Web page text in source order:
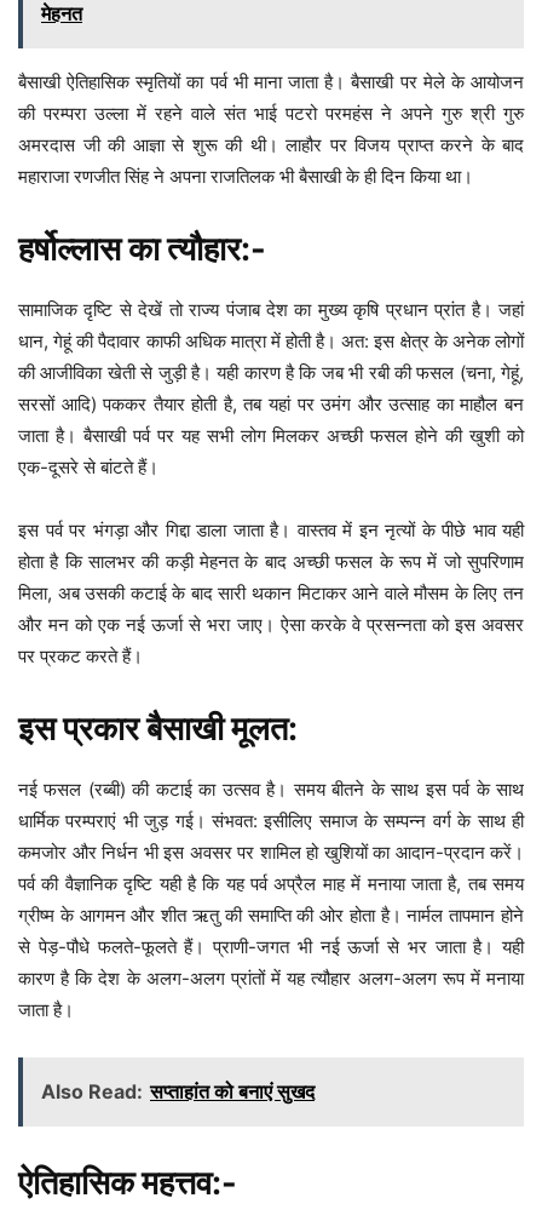
मेहनत
बैसाखी ऐतिहासिक स्मृतियों का पर्व भी माना जाता है। बैसाखी पर मेले के आयोजन
की परम्परा उल्ला में रहने वाले संत भाई पटरो परमहंस ने अपने गुरु श्री गुरु
अमरदास जी की आज्ञा से शुरू की थी। लाहौर पर विजय प्राप्त करने के बाद
महाराजा रणजीत सिंह ने अपना राजतिलक भी बैसाखी के ही दिन किया था।
हर्षोल्लास का त्यौहार:-
सामाजिक दृष्टि से देखें तो राज्य पंजाब देश का मुख्य कृषि प्रधान प्रांत है। जहां
धान, गेहूं की पैदावार काफी अधिक मात्रा में होती है। अत: इस क्षेत्र के अनेक लोगों
की आजीविका खेती से जुड़ी है। यही कारण है कि जब भी रबी की फसल (चना, गेहूं,
सरसों आदि) पककर तैयार होती है, तब यहां पर उमंग और उत्साह का माहौल बन
जाता है। बैसाखी पर्व पर यह सभी लोग मिलकर अच्छी फसल होने की खुशी को
एक-दूसरे से बांटते हैं।
इस पर्व पर भंगड़ा और गिद्दा डाला जाता है। वास्तव में इन नृत्यों के पीछे भाव यही
होता है कि सालभर की कड़ी मेहनत के बाद अच्छी फसल के रूप में जो सुपरिणाम
मिला, अब उसकी कटाई के बाद सारी थकान मिटाकर आने वाले मौसम के लिए तन
और मन को एक नई ऊर्जा से भरा जाए। ऐसा करके वे प्रसन्नता को इस अवसर
पर प्रकट करते हैं।
इस प्रकार बैसाखी मूलत:
नई फसल (रब्बी) की कटाई का उत्सव है। समय बीतने के साथ इस पर्व के साथ
धार्मिक परम्पराएं भी जुड़ गई। संभवत: इसीलिए समाज के सम्पन्न वर्ग के साथ ही
कमजोर और निर्धन भी इस अवसर पर शामिल हो खुशियों का आदान-प्रदान करें।
पर्व की वैज्ञानिक दृष्टि यही है कि यह पर्व अप्रैल माह में मनाया जाता है, तब समय
ग्रीष्म के आगमन और शीत ऋतु की समाप्ति की ओर होता है। नार्मल तापमान होने
से पेड़-पौधे फलते-फूलते हैं। प्राणी-जगत भी नई ऊर्जा से भर जाता है। यही
कारण है कि देश के अलग-अलग प्रांतों में यह त्यौहार अलग-अलग रूप में मनाया
जाता है।
Also Read: सप्ताहांत को बनाएं सुखद
ऐतिहासिक महत्तव:-